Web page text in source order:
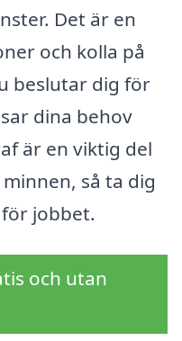
Det är en
och kolla på
beslutar dig för
dina behov
är en viktig del
så ta dig
jobbet.
och utan